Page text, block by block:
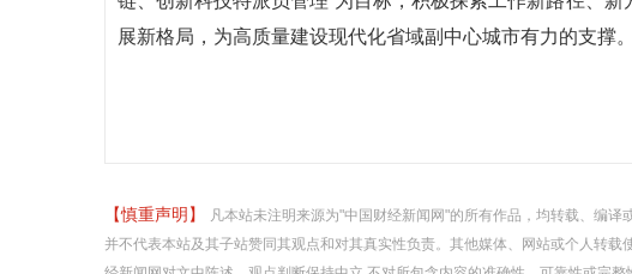
展新格局，为高质量建设现代化省域副中心城市有力的支撑。
【慎重声明】
凡本站未注明来源为"中国财经新闻网"的所有作品，均转载、编
并不代表本站及其子站赞同其观点和对其真实性负责。其他媒体、网站或个人转